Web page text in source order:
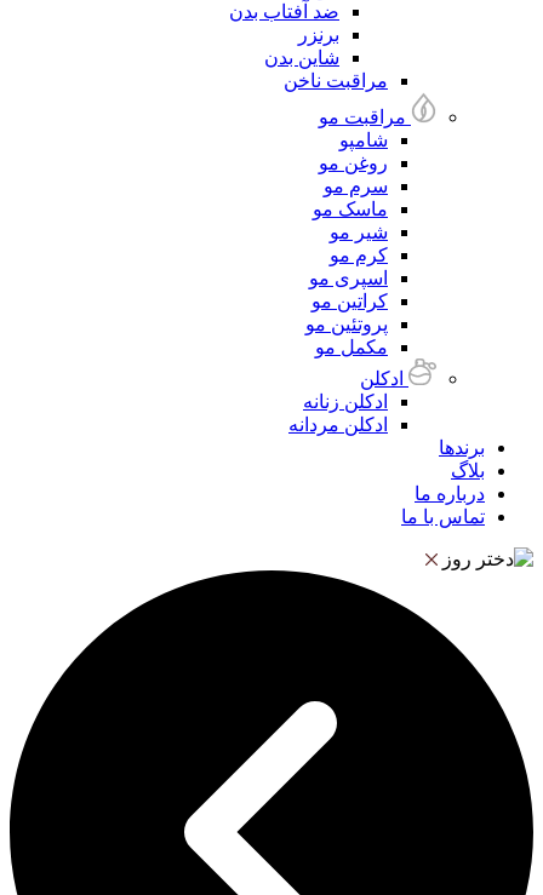
ضد آفتاب بدن
برنزر
شاین بدن
مراقبت ناخن
مراقبت مو
شامپو
روغن مو
سرم مو
ماسک مو
شیر مو
کرم مو
اسپری مو
کراتین مو
پروتئین مو
مکمل مو
ادکلن
ادکلن زنانه
ادکلن مردانه
برندها
بلاگ
درباره ما
تماس با ما